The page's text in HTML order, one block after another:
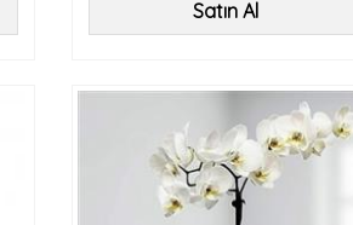
Satın Al